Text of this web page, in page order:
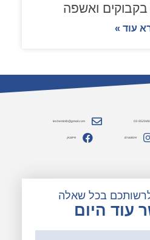
ואשפה
עוד »
lesheminfo@gmail.com
אינסטגרם פייסבוק
בכל שאלה
עוד היום